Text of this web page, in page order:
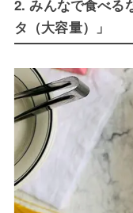
2. みんなで食べる
タ（大容量）」